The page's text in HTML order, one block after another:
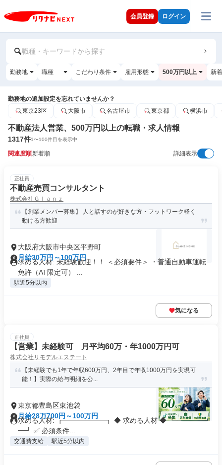
会員登録 ログイン
職種・キーワードから探す
勤務地 職種 こだわり条件 雇用形態 500万円以上 新
勤務地の追加設定を忘れていませんか？
東京23区
大阪市 名古屋市 東京都 横浜市
不動産法人営業、500万円以上の転職・求人情報
1317件1〜100件目を表示中
関連度順新着順 詳細表示
正社員
不動産売買コンサルタント
株式会社Ｇｌａｎｚ
【創業メンバー募集】 人と話すのが好きな方・フットワーク軽く
動ける方歓迎
大阪府大阪市中央区平野町
月給30万円～100万円
求める人材: 未経験歓迎！！ ＜必須要件＞ ・普通自動車運転
免許（AT限定可） ...
駅近5分以内
気になる
正社員
【営業】未経験可 月平均60万・年1000万円可
株式会社リモデルエステート
【未経験でも1年で年収600万円、2年目で年収1000万円を実現可
能！】実際の給与明細を公...
東京都豊島区東池袋
月給28万700円～100万円
求める人材: ┏━━━━━━┓ ◆ 求める人材 ◆ ┗━━━━━
━┛ ✅ 必須条件...
交通費支給 駅近5分以内